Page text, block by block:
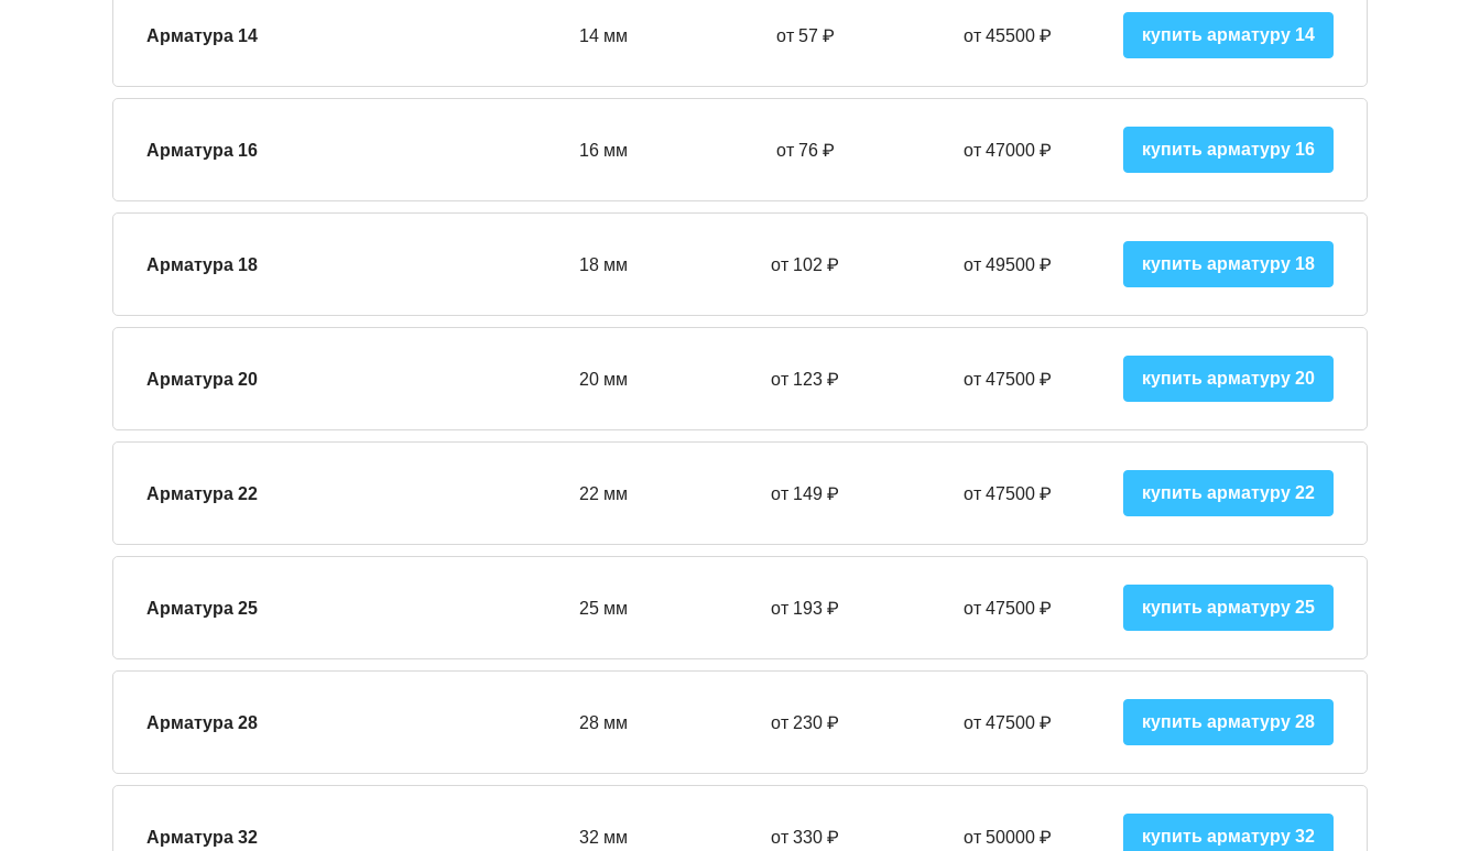
Арматура 14 14 мм от 57 ₽ от 45500₽ купить арматуру 14
Арматура 16 16 мм от 76 ₽ от 47000 ₽ купить арматуру 16
Арматура 18 18 мм от 102 ₽ от 49500 ₽ купить арматуру 18
Арматура 20 20 мм от 123 ₽ от 47500 ₽ купить арматуру 20
Арматура 22 22 мм от 149 ₽ от 47500 ₽ купить арматуру 22
Арматура 25 25 мм от 193 ₽ от 47500₽ купить арматуру 25
Арматура 28 28 мм от 230 ₽ от 47500₽ купить арматуру 28
Арматура 32 32 мм от 330 ₽ от 50000₽ купить арматуру 32